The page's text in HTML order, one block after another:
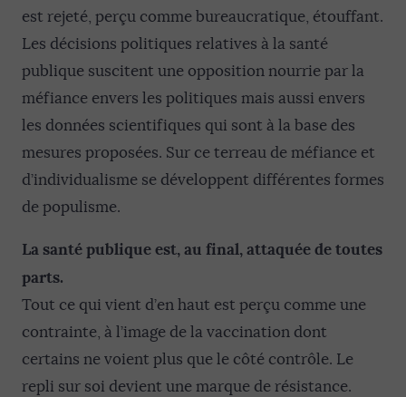
est rejeté, perçu comme bureaucratique, étouffant.
Les décisions politiques relatives à la santé
publique suscitent une opposition nourrie par la
méfiance envers les politiques mais aussi envers
les données scientifiques qui sont à la base des
mesures proposées. Sur ce terreau de méfiance et
d’individualisme se développent différentes formes
de populisme.
La santé publique est, au final, attaquée de toutes
parts.
Tout ce qui vient d’en haut est perçu comme une
contrainte, à l’image de la vaccination dont
certains ne voient plus que le côté contrôle. Le
repli sur soi devient une marque de résistance.